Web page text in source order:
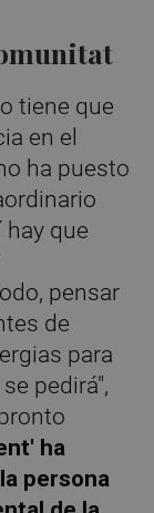
tiene que
en el
ha puesto
hay que
pensar
de
para
pedirá",
ha
persona